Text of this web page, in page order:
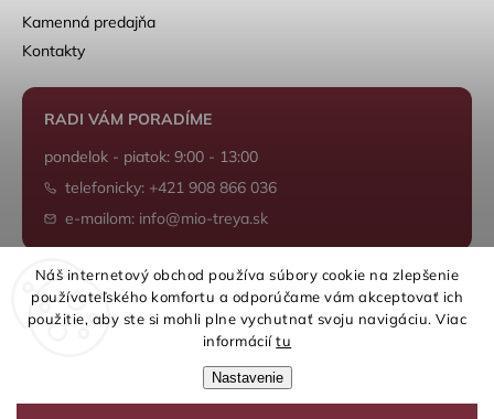
Náš internetový obchod používa súbory cookie na zlepšenie
používateľského komfortu a odporúčame vám akceptovať ich
použitie, aby ste si mohli plne vychutnať svoju navigáciu. Viac
informáciítu
Nastavenie
Kamenná predajňa
Kontakty
RADI VÁM PORADÍME
pondelok - piatok: 9:00 - 13:00
telefonicky: +421 908 866 036
e-mailom: info@mio-treya.sk
Shoptet.sk